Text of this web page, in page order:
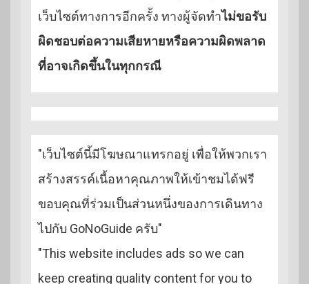
เว็บไซต์ทางการอีกครั้ง ทางผู้จัดทำไม่ขอรับ
ผิดชอบต่อความเสียหายหรือความผิดพลาด
ที่อาจเกิดขึ้นในทุกกรณี
"เว็บไซต์นี้มีโฆษณาแทรกอยู่ เพื่อให้พวกเรา
สร้างสรรค์เนื้อหาคุณภาพให้เข้าชมได้ฟรี
ขอบคุณที่ร่วมเป็นส่วนหนึ่งของการเดินทาง
ไปกับ GoNoGuide ครับ"
"This website includes ads so we can
keep creating quality content for you to